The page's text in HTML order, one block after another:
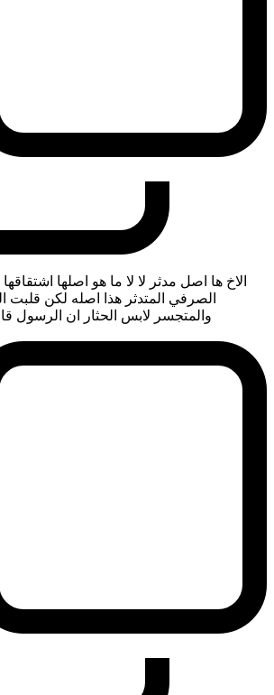
الاخ ها اصل مدثر لا لا ما هو اصلها
الصرفي المتدثر هذا اصله لكن قلبت
والمتجسر لابس الحثار ان الرسول